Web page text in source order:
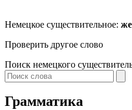
Немецкое существительное:
Проверить другое слово
Поиск немецкого
Грамматика